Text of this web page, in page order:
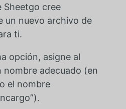
Sheetgo cree
un nuevo archivo de
ti.
opción, asigne al
nombre adecuado (en
el nombre